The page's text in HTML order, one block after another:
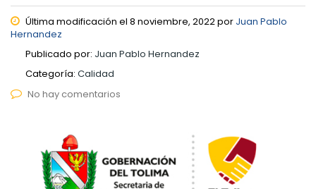
Última modificación el 8 noviembre, 2022 por Juan Pablo
Hernandez
Publicado por: Juan Pablo Hernandez
Categoría: Calidad
No hay comentarios